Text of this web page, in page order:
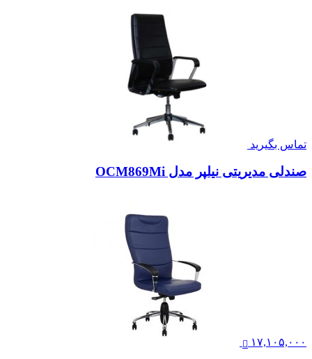
تماس بگیرید
صندلی مدیریتی نیلپر مدل OCM869Mi
۱۷,۱۰۵,۰۰۰